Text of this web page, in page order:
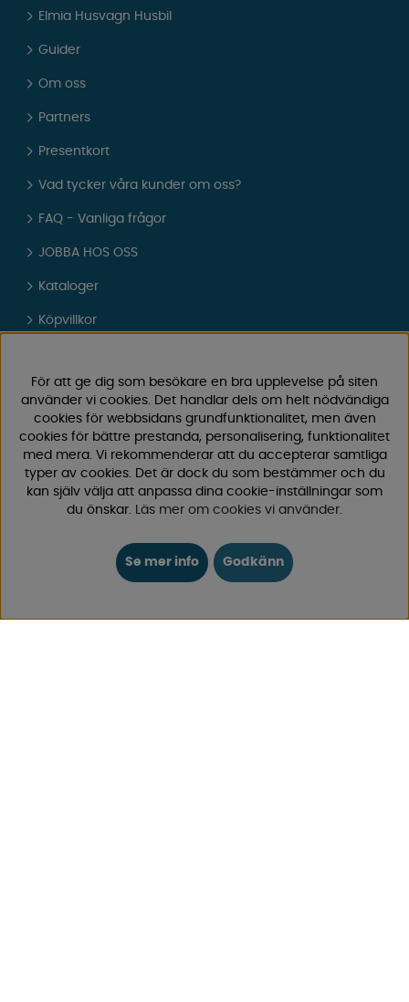
Elmia Husvagn Husbil
Guider
Om oss
Partners
Presentkort
Vad tycker våra kunder om oss?
FAQ - Vanliga frågor
JOBBA HOS OSS
Kataloger
Köpvillkor
KUNDTJÄNST
0171-105570
Telefontid vardagar 10:30-15:00
Telefon stängd mellan 12:00-13:00
Skicka e-post
Registrera din retur
För att ge dig som besökare en bra upplevelse på siten
använder vi cookies. Det handlar dels om helt nödvändiga
cookies för webbsidans grundfunktionalitet, men även
cookies för bättre prestanda, personalisering, funktionalitet
med mera. Vi rekommenderar att du accepterar samtliga
typer av cookies. Det är dock du som bestämmer och du
kan själv välja att anpassa dina cookie-inställningar som
du önskar. Läs mer om cookies vi använder.
Se mer info Godkänn